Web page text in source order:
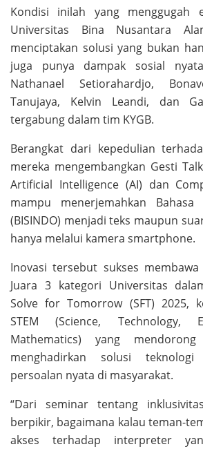
Kondisi inilah yang menggugah
Universitas Bina Nusantara
menciptakan solusi yang bukan
juga punya dampak sosial
Nathanael Setiorahardjo,
Tanujaya, Kelvin Leandi, dan
tergabung dalam tim KYGB.
Berangkat dari kepedulian
mereka mengembangkan Gesti
Artificial Intelligence (AI) dan
mampu menerjemahkan Bahasa
(BISINDO) menjadi teks maupun
hanya melalui kamera smartphone.
Inovasi tersebut sukses
Juara 3 kategori Universitas
Solve for Tomorrow (SFT) 2025,
STEM (Science, Technology,
Mathematics) yang
menghadirkan solusi
persoalan nyata di masyarakat.
“Dari seminar tentang
berpikir, bagaimana kalau teman-
akses terhadap interpreter